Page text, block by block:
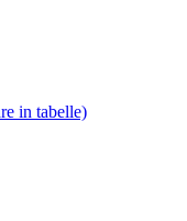
in tabelle)